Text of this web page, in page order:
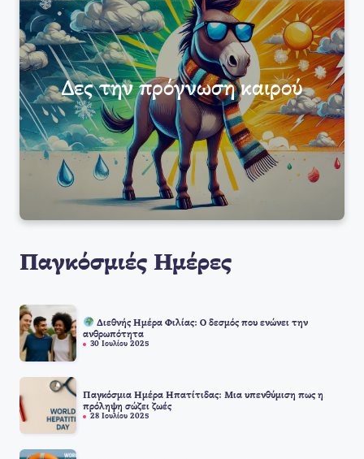
Δες την πρόγνωση καιρού
Παγκόσμιές Ημέρες
Διεθνής Ημέρα Φιλίας: Ο δεσμός που ενώνει την
ανθρωπότητα
30 Ιουλίου 2025
Παγκόσμια Ημέρα Ηπατίτιδας: Μια υπενθύμιση πως η
πρόληψη σώζει ζωές
28 Ιουλίου 2025